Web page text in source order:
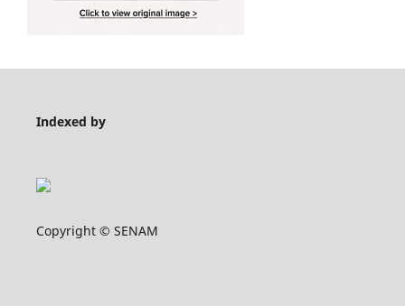
Indexed by
Copyright © SENAM